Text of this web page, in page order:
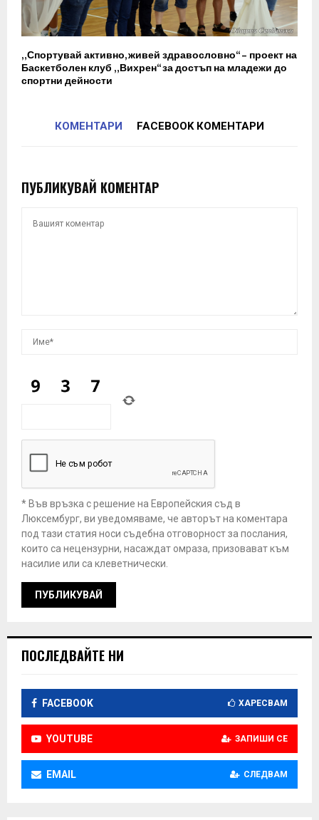
„Спортувай активно, живей здравословно“ – проект на
Баскетболен клуб „Вихрен“ за достъп на младежи до
спортни дейности
КОМЕНТАРИ FACEBOOK КОМЕНТАРИ
ПУБЛИКУВАЙ КОМЕНТАР
* Във връзка с решение на Европейския съд в
Люксембург, ви уведомяваме, че авторът на коментара
под тази статия носи съдебна отговорност за послания,
които са нецензурни, насаждат омраза, призовават към
насилие или са клеветнически.
ПОСЛЕДВАЙТЕ НИ
FACEBOOK ХАРЕСВАМ
YOUTUBE ЗАПИШИ СЕ
EMAIL СЛЕДВАМ